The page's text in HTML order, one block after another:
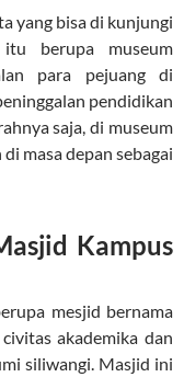
yang bisa di kunjungi
berupa museum
para pejuang di
pendidikan
saja, di museum
masa depan sebagai
Kampus
mesjid bernama
akademika dan
siliwangi. Masjid ini